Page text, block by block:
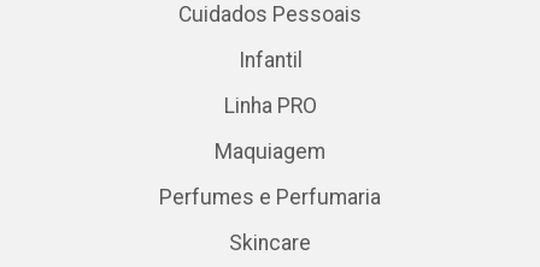
Cuidados Pessoais
Infantil
Linha PRO
Maquiagem
Perfumes e Perfumaria
Skincare